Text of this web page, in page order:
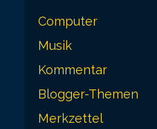
Computer
Musik
Kommentar
Blogger-Themen
Merkzettel